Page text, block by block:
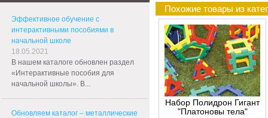
Эффективное обучение с
интерактивными пособиями в
начальной школе
18.05.2021
В нашем каталоге обновлен раздел
«Интерактивные пособия для
начальной школы». В...
Обновляем каталог – металлические
Похожие товары из
Набор Полидрон Гигант
"Платоновы тела"